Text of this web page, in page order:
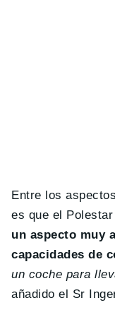
Entre los
es que el
un aspecto muy
capacidades de
un coche para
añadido el Sr